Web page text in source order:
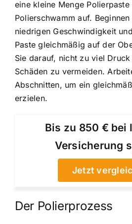
eine kleine Menge
Polierschwamm auf.
niedrigen Geschwindigkeit
Paste gleichmäßig auf der
Sie darauf, nicht zu viel
Schäden zu vermeiden.
Abschnitten, um ein
erzielen.
Bis zu 850 € bei
Versicherung
Jetzt
Der Polierprozess